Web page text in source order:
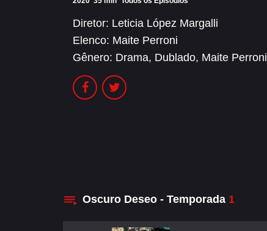
Diretor: Leticia López Margalli
Elenco: Maite Perroni
Gênero: Drama, Dublado, Maite Perroni
Oscuro Deseo - Temporada 1